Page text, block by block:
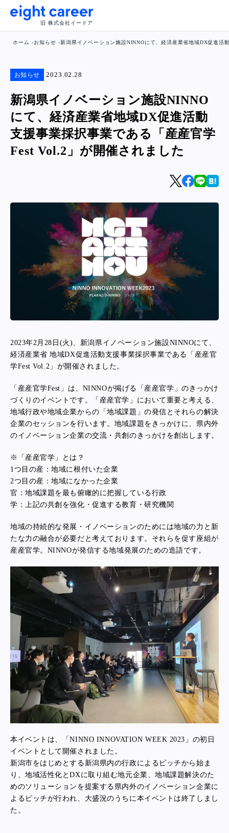
旧 株式会社イードア
ホーム お知らせ 新潟県イノベーション施設NINNOにて、経済産業省地域DX促進
お知らせ 2023.02.28
新潟県イノベーション施設NINNO
にて、経済産業省地域DX促進活動
支援事業採択事業である「産産官学
Fest Vol.2」が開催されました
2023年2月28日(火)、新潟県イノベーション施設NINNOにて、
経済産業省 地域DX促進活動支援事業採択事業である「産産官
学Fest Vol.2」が開催されました。
「産産官学Fest」は、NINNOが掲げる「産産官学」のきっかけ
づくりのイベントです。「産産官学」において重要と考える、
地域行政や地域企業からの「地域課題」の発信とそれらの解決
企業のセッションを行います。地域課題をきっかけに、県内外
のイノベーション企業の交流・共創のきっかけを創出します。
※「産産官学」とは？
1つ目の産：地域に根付いた企業
2つ目の産：地域になかった企業
官：地域課題を最も俯瞰的に把握している行政
学：上記の共創を強化・促進する教育・研究機関
地域の持続的な発展・イノベーションのためには地域の力と新
たな力の融合が必要だと考えております。それらを促す座組が
産産官学。NINNOが発信する地域発展のための造語です。
本イベントは、「NINNO INNOVATION WEEK 2023」の初日
イベントとして開催されました。
新潟市をはじめとする新潟県内の行政によるピッチから始ま
り、地域活性化とDXに取り組む地元企業、地域課題解決のた
めのソリューションを提案する県内外のイノベーション企業に
よるピッチが行われ、大盛況のうちに本イベントは終了しまし
た。